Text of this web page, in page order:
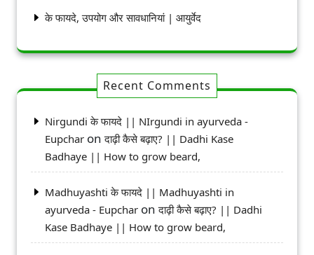
के फायदे, उपयोग और सावधानियां | आयुर्वेद
Recent Comments
Nirgundi के फायदे || NIrgundi in ayurveda -
Eupchar onदाढ़ी कैसे बढ़ाए? || Dadhi Kase
Badhaye || How to grow beard,
Madhuyashti के फायदे || Madhuyashti in
ayurveda - Eupchar onदाढ़ी कैसे बढ़ाए? || Dadhi
Kase Badhaye || How to grow beard,